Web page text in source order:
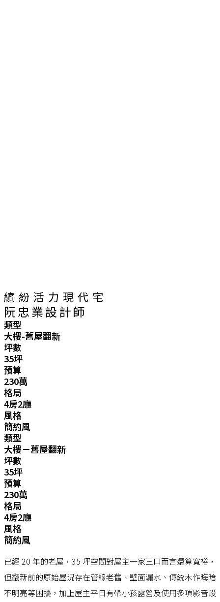
繽紛活力現代宅
阮忠業設計師
類型
大樓-舊屋翻新
坪數
35坪
預算
230萬
格局
4房2廳
風格
簡約風
類型
大樓－舊屋翻新
坪數
35坪
預算
230萬
格局
4房2廳
風格
簡約風
已經 20 年的老屋，35 坪空間對屋主一家三口而言還算寬裕，
但翻新前的原始屋況存在管線老舊、壁面漏水、傳統木作晦暗
不明亮等困擾，加上屋主平日有帶小孩露營及使用多項影音設